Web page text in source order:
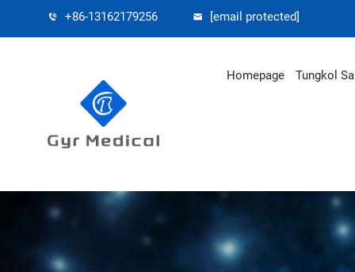
+86-13162179256 [email protected]
Homepage Tungkol